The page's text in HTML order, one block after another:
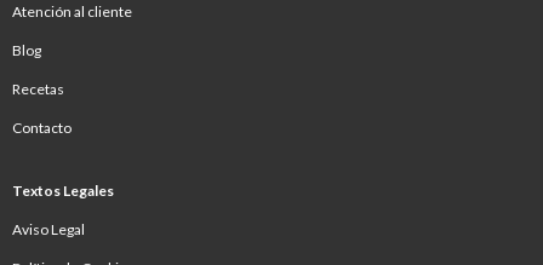
Atención al cliente
Blog
Recetas
Contacto
Textos Legales
Aviso Legal